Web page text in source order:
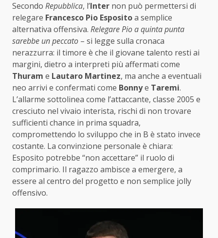
Secondo Repubblica, l’Inter non può permettersi di
relegare Francesco Pio Espositoa semplice
alternativa offensiva. Relegare Pio a quinta punta
sarebbe un peccato – si legge sulla cronaca
nerazzurra: il timore è che il giovane talento resti ai
margini, dietro a interpreti più affermati come
Thuram e Lautaro Martinez, ma anche a eventuali
neo arrivi e confermati come Bonnye Taremi.
L’allarme sottolinea come l’attaccante, classe 2005 e
cresciuto nel vivaio interista, rischi di non trovare
sufficienti chance in prima squadra,
compromettendo lo sviluppo che in B è stato invece
costante. La convinzione personale è chiara:
Esposito potrebbe “non accettare” il ruolo di
comprimario. Il ragazzo ambisce a emergere, a
essere al centro del progetto e non semplice jolly
offensivo.